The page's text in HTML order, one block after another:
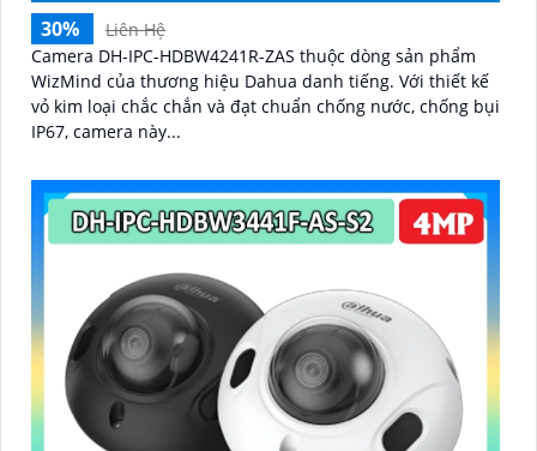
30%
Liên Hệ
Camera DH-IPC-HDBW4241R-ZAS thuộc dòng sản phẩm
WizMind của thương hiệu Dahua danh tiếng. Với thiết kế
vỏ kim loại chắc chắn và đạt chuẩn chống nước, chống bụi
IP67, camera này...